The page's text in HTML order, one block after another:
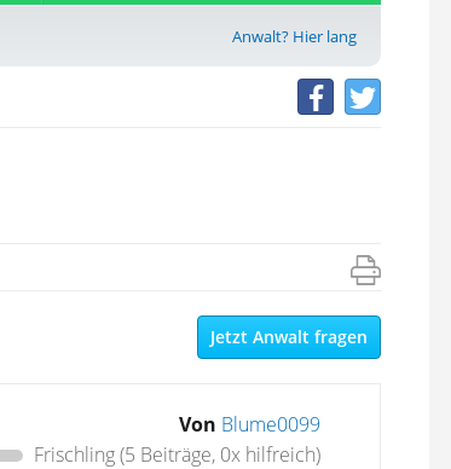
Anwalt? Hier lang
Jetzt Anwalt fragen
Von Blume0099
Frischling(5 Beiträge, 0x hilfreich)